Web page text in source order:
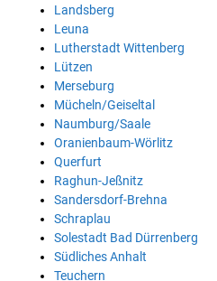
Landsberg
Leuna
Lutherstadt Wittenberg
Lützen
Merseburg
Mücheln/Geiseltal
Naumburg/Saale
Oranienbaum-Wörlitz
Querfurt
Raghun-Jeßnitz
Sandersdorf-Brehna
Schraplau
Solestadt Bad Dürrenberg
Südliches Anhalt
Teuchern